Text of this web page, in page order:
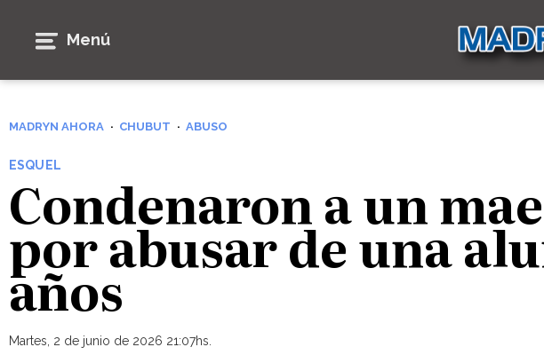
Menú
MADRYN AHORA CHUBUT ABUSO
ESQUEL
Condenaron a un
por abusar de una
años
Martes, 2 de junio de 2026 21:07hs.